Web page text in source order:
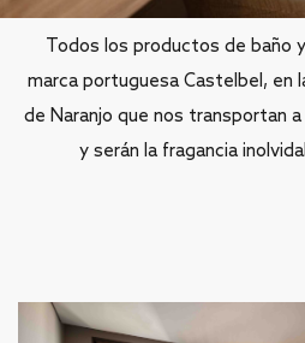
Todos los productos de baño
marca portuguesa Castelbel, en
de Naranjo que nos transportan
y serán la fragancia